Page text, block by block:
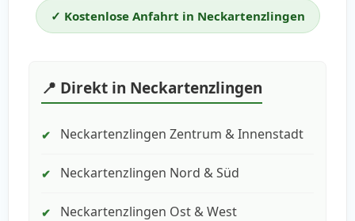
✓ Kostenlose Anfahrt in Neckartenzlingen
📍 Direkt in Neckartenzlingen
✔ Neckartenzlingen Zentrum & Innenstadt
✔ Neckartenzlingen Nord & Süd
✔ Neckartenzlingen Ost & West